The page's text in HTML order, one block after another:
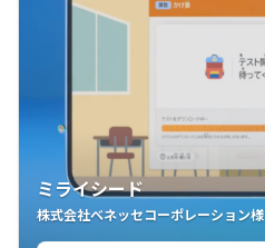
ミライシード
株式会社ベネッセコーポレーション様